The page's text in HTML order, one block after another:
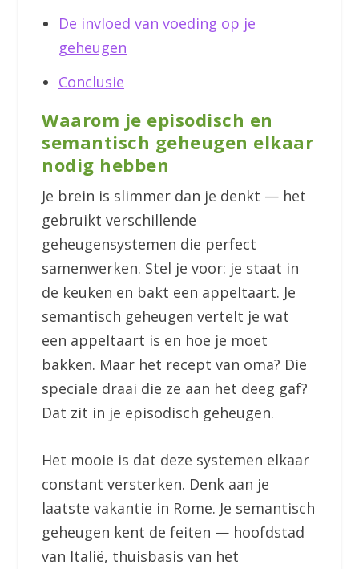
De invloed van voeding op je
geheugen
Conclusie
Waarom je episodisch en
semantisch geheugen elkaar
nodig hebben
Je brein is slimmer dan je denkt — het
gebruikt verschillende
geheugensystemen die perfect
samenwerken. Stel je voor: je staat in
de keuken en bakt een appeltaart. Je
semantisch geheugen vertelt je wat
een appeltaart is en hoe je moet
bakken. Maar het recept van oma? Die
speciale draai die ze aan het deeg gaf?
Dat zit in je episodisch geheugen.
Het mooie is dat deze systemen elkaar
constant versterken. Denk aan je
laatste vakantie in Rome. Je semantisch
geheugen kent de feiten — hoofdstad
van Italië, thuisbasis van het